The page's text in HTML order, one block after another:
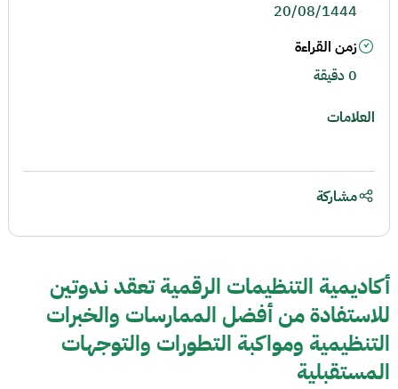
أكاديمية التنظيمات الرقمية تعقد ندوتين
للاستفادة من أفضل الممارسات والخبرات
التنظيمية ومواكبة التطورات والتوجهات
المستقبلية
20/08/1444
زمن القراءة
0 دقيقة
العلامات
مشاركة